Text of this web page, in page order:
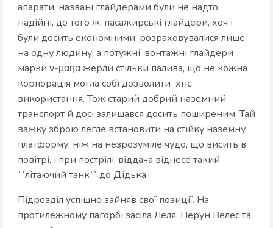
апарати, названі глайдерами були не надто
надійні, до того ж, пасажирські глайдери, хоч і
були досить економними, розраховувалися лише
на одну людину, а потужні, вонтажні глайдери
марки ν-μαηα жерли стільки палива, що не кожна
корпорація могла собі дозволити їхнє
використання. Тож старий добрий наземний
транспорт й досі залишався досить поширеним. Тай
важку зброю легле встановити на стійку наземну
платформу, ніж на незрозуміле чудо, що висить в
повітрі, і при пострілі, віддача віднесе такий
``літаючий танк`` до Дідька.
Підрозділ успішно зайняв свої позиції. На
протилежному пагорбі засіла Леля. Перун Велес та